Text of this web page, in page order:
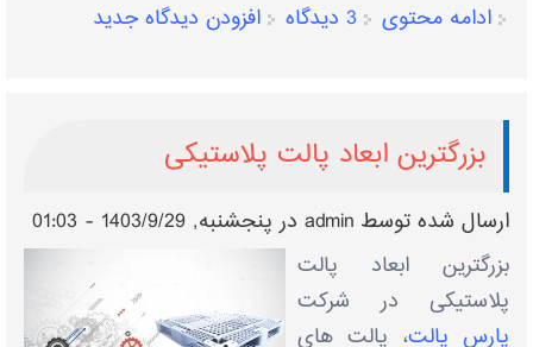
ادامه محتوی
3 دیدگاه افزودن دیدگاه جدید
بزرگترین ابعاد پالت پلاستیکی
ارسال شده توسطadmin در پنجشنبه, 1403/9/29 - 01:03
بزرگترین ابعاد پالت
پلاستیکی در شرکت
پارس پالت، پالت های